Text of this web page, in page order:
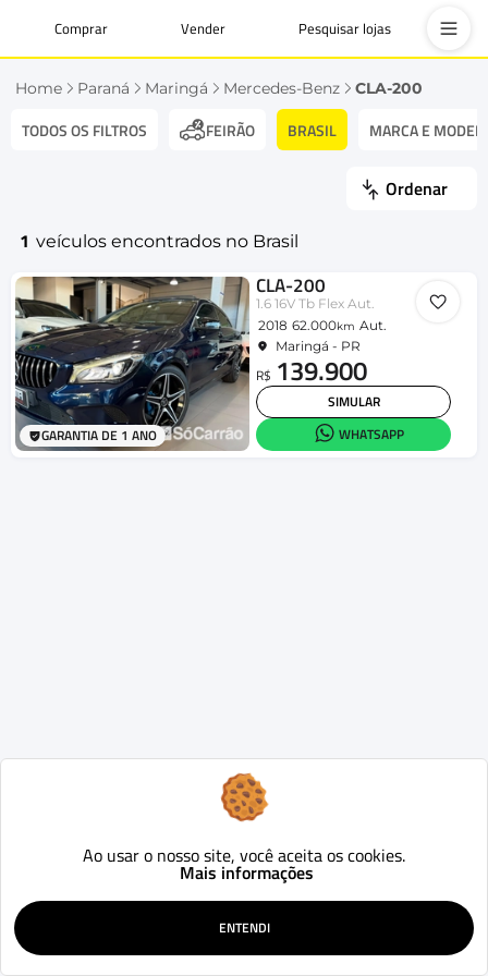
Comprar Vender Pesquisar lojas
Home Paraná Maringá Mercedes-Benz CLA-200
TODOS OS FILTROS FEIRÃO BRASIL MARCA E
Ordenar
1 veículos encontrados no Brasil
GARANTIA DE 1 ANO
CLA-200
1.6 16V Tb Flex Aut.
2018 62.000km Aut.
Maringá - PR
R$ 139.900
SIMULAR
WHATSAPP
Ao usar o nosso site, você aceita os cookies.
Mais informações
ENTENDI